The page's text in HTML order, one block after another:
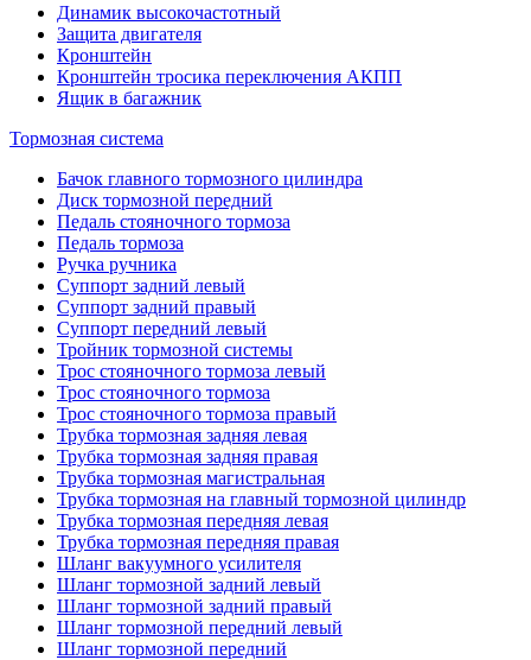
Динамик высокочастотный
Защита двигателя
Кронштейн
Кронштейн тросика переключения АКПП
Ящик в багажник
Тормозная система
Бачок главного тормозного цилиндра
Диск тормозной передний
Педаль стояночного тормоза
Педаль тормоза
Ручка ручника
Суппорт задний левый
Суппорт задний правый
Суппорт передний левый
Тройник тормозной системы
Трос стояночного тормоза левый
Трос стояночного тормоза
Трос стояночного тормоза правый
Трубка тормозная задняя левая
Трубка тормозная задняя правая
Трубка тормозная магистральная
Трубка тормозная на главный тормозной цилиндр
Трубка тормозная передняя левая
Трубка тормозная передняя правая
Шланг вакуумного усилителя
Шланг тормозной задний левый
Шланг тормозной задний правый
Шланг тормозной передний левый
Шланг тормозной передний